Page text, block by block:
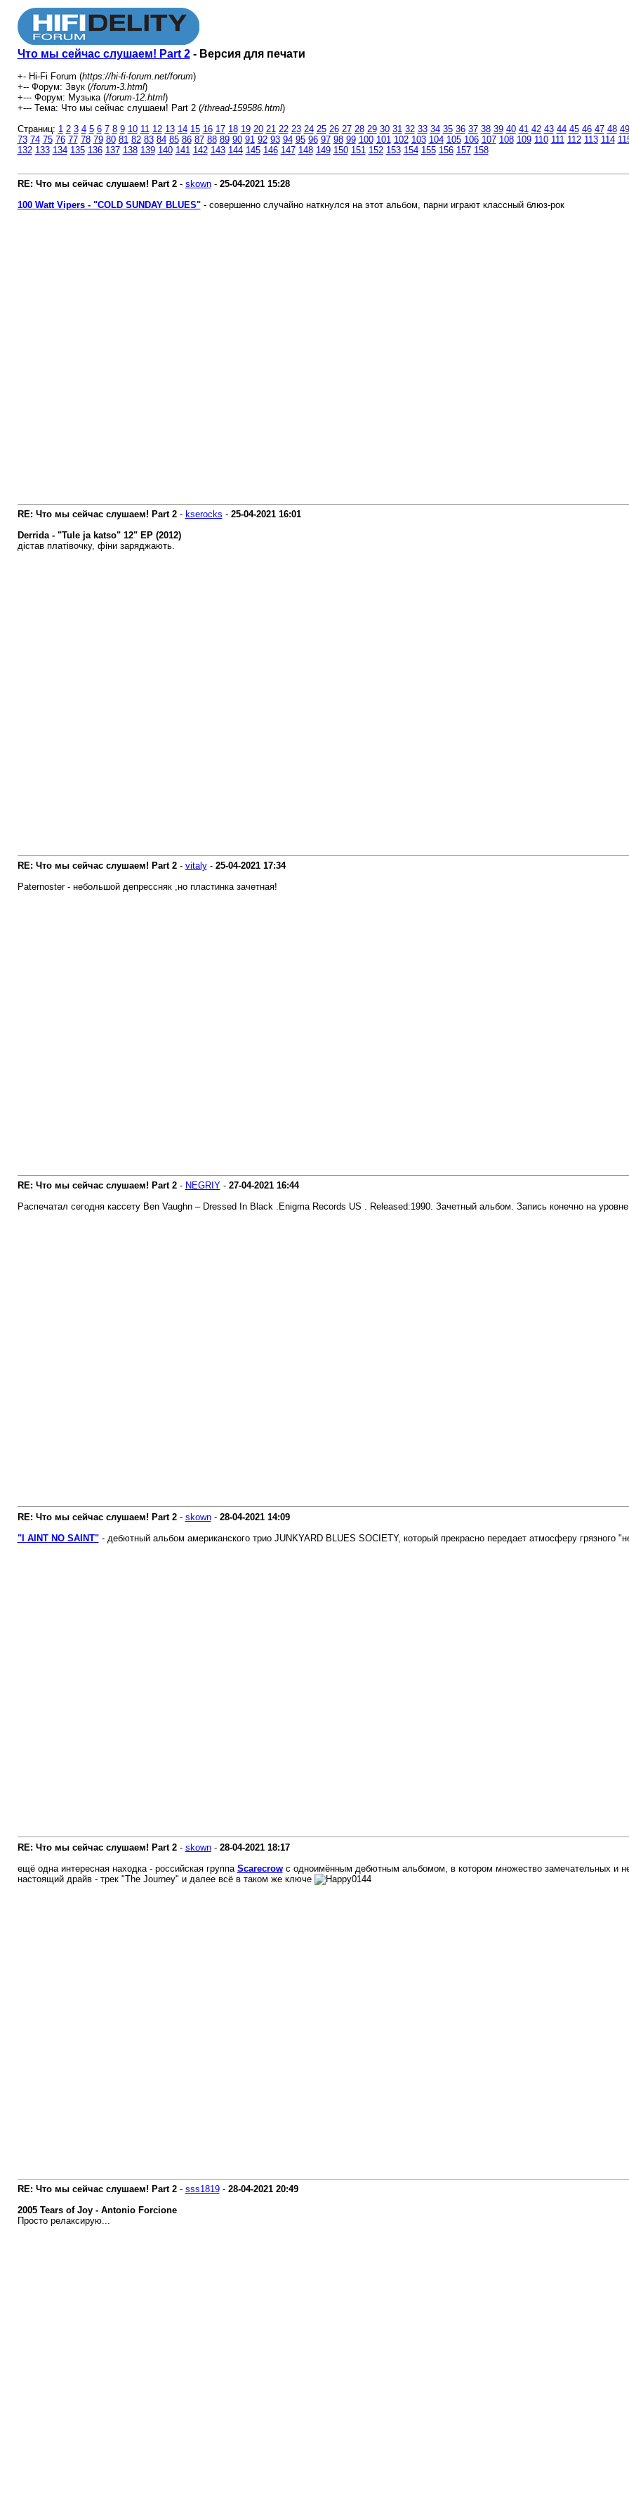
Что мы сейчас слушаем! Part 2- Версия для печати
+- Hi-Fi Forum (https://hi-fi-forum.net/forum)
+-- Форум: Звук (/forum-3.html)
+--- Форум: Музыка (/forum-12.html)
+--- Тема: Что мы сейчас слушаем! Part 2 (/thread-159586.html)
Страниц: 1 2 3 4 5 6 7 8 9 10 11 12 13 14 15 16 17 18 19 20 21 22 23 24 25 26 27 28 29 30 31 32 33 34 35 36 37 38 39 40 41 42 43 44 45 46 47 48 49
73 74 75 76 77 78 79 80 81 82 83 84 85 86 87 88 89 90 91 92 93 94 95 96 97 98 99 100 101 102 103 104 105 106 107 108 109 110 111 112 113 114
132 133 134 135 136 137 138 139 140 141 142 143 144 145 146 147 148 149 150 151 152 153 154 155 156 157 158
RE: Что мы сейчас слушаем! Part 2- skown- 25-04-2021 15:28
100 Watt Vipers - "COLD SUNDAY BLUES"- совершенно случайно наткнулся на этот альбом, парни играют классный блюз-рок
RE: Что мы сейчас слушаем! Part 2- kserocks - 25-04-2021 16:01
Derrida - "Tule ja katso" 12" EP (2012)
дістав платівочку, фіни заряджають.
RE: Что мы сейчас слушаем! Part 2- vitaly- 25-04-2021 17:34
Paternoster - небольшой депрессняк ,но пластинка зачетная!
RE: Что мы сейчас слушаем! Part 2- NEGRIY- 27-04-2021 16:44
Распечатал сегодня кассету Ben Vaughn ‎– Dressed In Black .Enigma Records US . Released:1990. Зачетный альбом. Запись конечно на
RE: Что мы сейчас слушаем! Part 2- skown- 28-04-2021 14:09
"I AINT NO SAINT"- дебютный альбом американского трио JUNKYARD BLUES SOCIETY, который прекрасно передает атмосферу грязного
RE: Что мы сейчас слушаем! Part 2- skown- 28-04-2021 18:17
ещё одна интересная находка - российская группа Scarecrowс одноимённым дебютным альбомом, в котором множество замечательных и
настоящий драйв - трек "The Journey" и далее всё в таком же ключе
RE: Что мы сейчас слушаем! Part 2- sss1819- 28-04-2021 20:49
2005 Tears of Joy - Antonio Forcione
Просто релаксирую...